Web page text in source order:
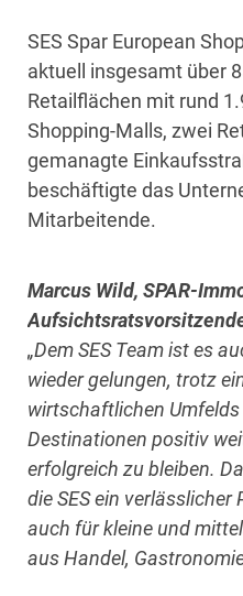
SES Spar European
aktuell insgesamt über
Retailflächen mit rund
Shopping-Malls, zwei
gemanagte
beschäftigte das
Mitarbeitende.
Marcus Wild, SPAR-
„Dem SES Team ist es
wieder gelungen, trotz
wirtschaftlichen
Destinationen positiv
erfolgreich zu bleiben.
die SES ein
auch für kleine und
aus Handel,